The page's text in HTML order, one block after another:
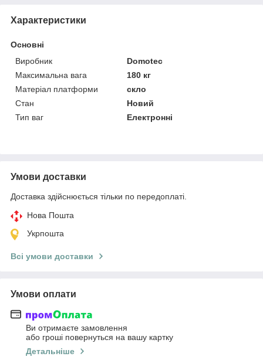
Характеристики
Основні
Виробник
Domotec
Максимальна вага
180 кг
Матеріал платформи
скло
Стан
Новий
Тип ваг
Електронні
Умови доставки
Доставка здійснюється тільки по передоплаті.
Нова Пошта
Укрпошта
Всі умови доставки
Умови оплати
Ви отримаєте замовлення
або гроші повернуться на вашу картку
Детальніше